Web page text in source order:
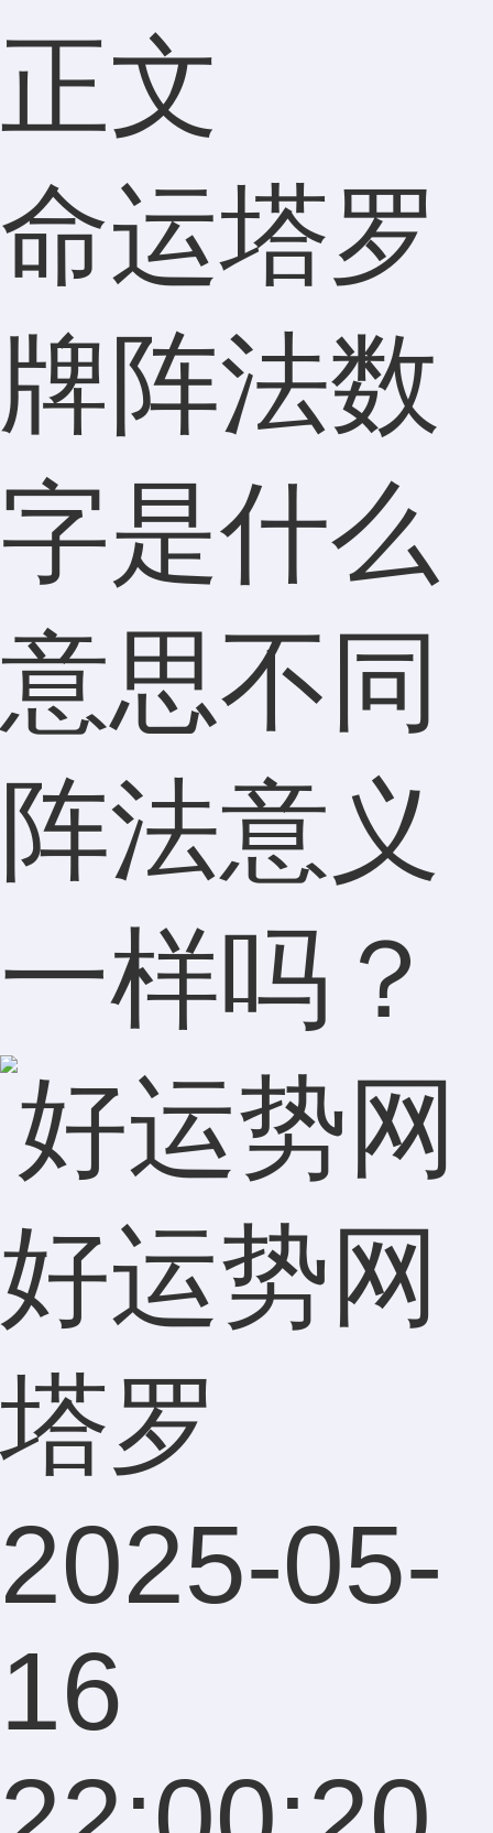
正文
命运塔罗
牌阵法数
字是什么
意思不同
阵法意义
一样吗？
好运势网
塔罗
2025-05-
16